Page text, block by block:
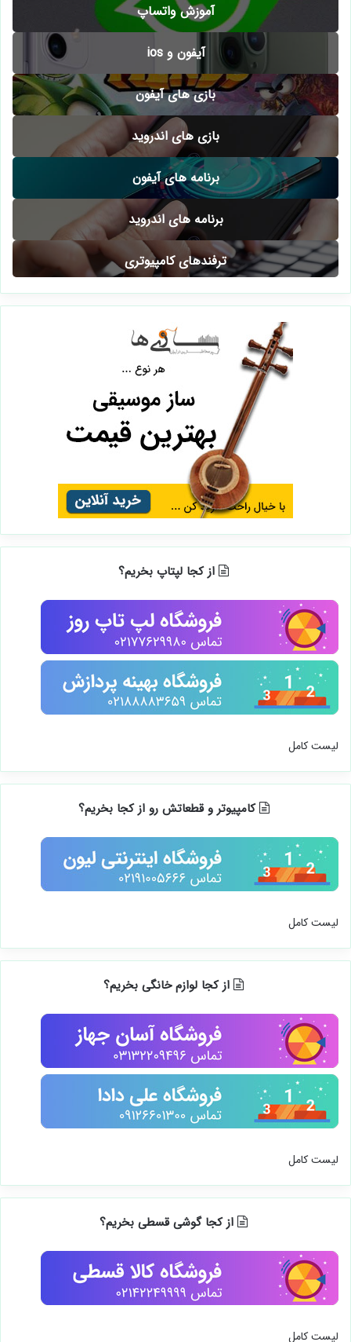
آموزش واتساپ
آیفون و ios
بازی های آیفون
بازی های اندروید
برنامه های آیفون
برنامه های اندروید
ترفندهای کامپیوتری
از کجا لپتاپ بخریم؟
لیست کامل
کامپیوتر و قطعاتش رو از کجا بخریم؟
لیست کامل
از کجا لوازم خانگی بخریم؟
لیست کامل
از کجا گوشی قسطی بخریم؟
لیست کامل